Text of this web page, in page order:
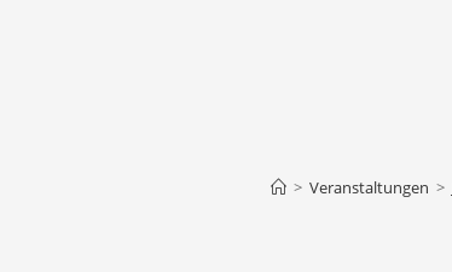
> Veranstaltungen >